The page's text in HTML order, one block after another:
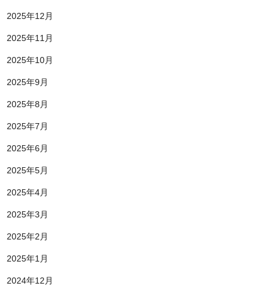
2025年12月
2025年11月
2025年10月
2025年9月
2025年8月
2025年7月
2025年6月
2025年5月
2025年4月
2025年3月
2025年2月
2025年1月
2024年12月